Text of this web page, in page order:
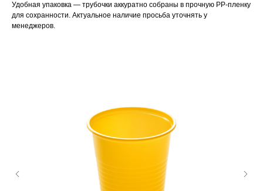
Удобная упаковка — трубочки аккуратно собраны в прочную PP-пленку
для сохранности. Актуальное наличие просьба уточнять у
менеджеров.